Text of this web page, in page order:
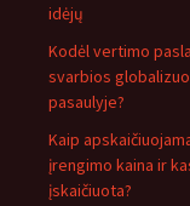
idėjų
Kodėl vertimo
svarbios
pasaulyje?
Kaip
įrengimo kaina ir
įskaičiuota?